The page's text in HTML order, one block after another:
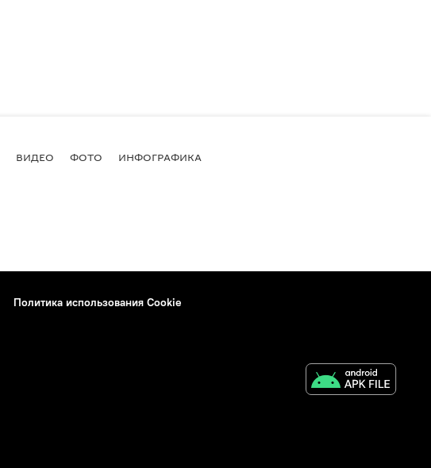
ВИДЕО ФОТО ИНФОГРАФИКА
Политика использования Cookie